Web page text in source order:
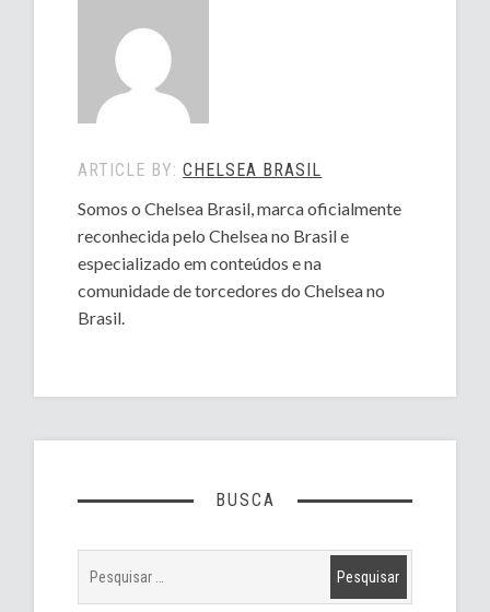
ARTICLE BY:CHELSEA BRASIL
Somos o Chelsea Brasil, marca oficialmente
reconhecida pelo Chelsea no Brasil e
especializado em conteúdos e na
comunidade de torcedores do Chelsea no
Brasil.
BUSCA